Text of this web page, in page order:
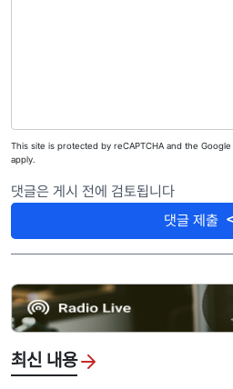
This site is protected by reCAPTCHA and the Google
apply.
댓글은 게시 전에 검토됩니다
댓글 제출
최신 내용